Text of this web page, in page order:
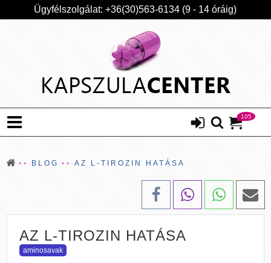
Ügyfélszolgálat: +36(30)563-6134 (9 - 14 óráig)
105
BLOG AZ L-TIROZIN HATÁSA
AZ L-TIROZIN HATÁSA
aminosavak